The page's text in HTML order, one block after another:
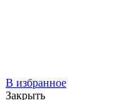
В избранное
Закрыть